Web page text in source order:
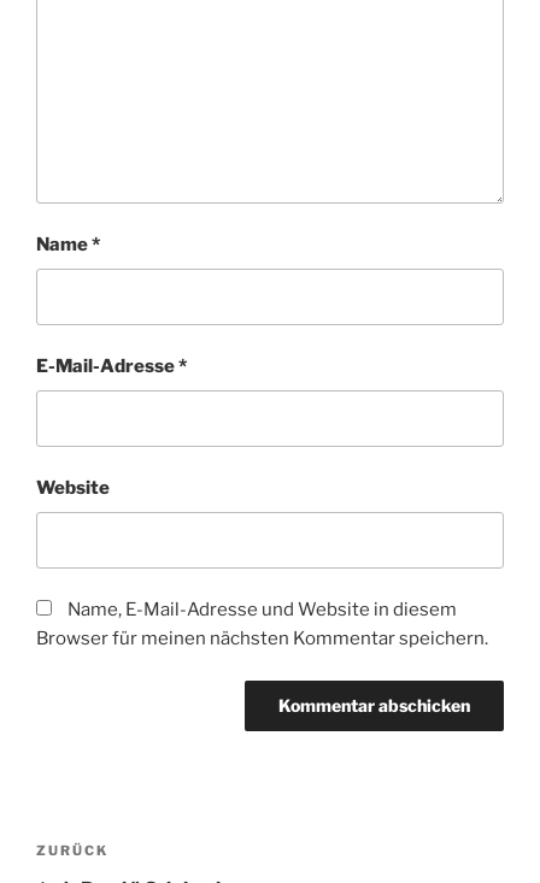
Name*
E-Mail-Adresse*
Website
Name, E-Mail-Adresse und Website in diesem
Browser für meinen nächsten Kommentar speichern.
Beitragsnavigation
Vorheriger
ZURÜCK